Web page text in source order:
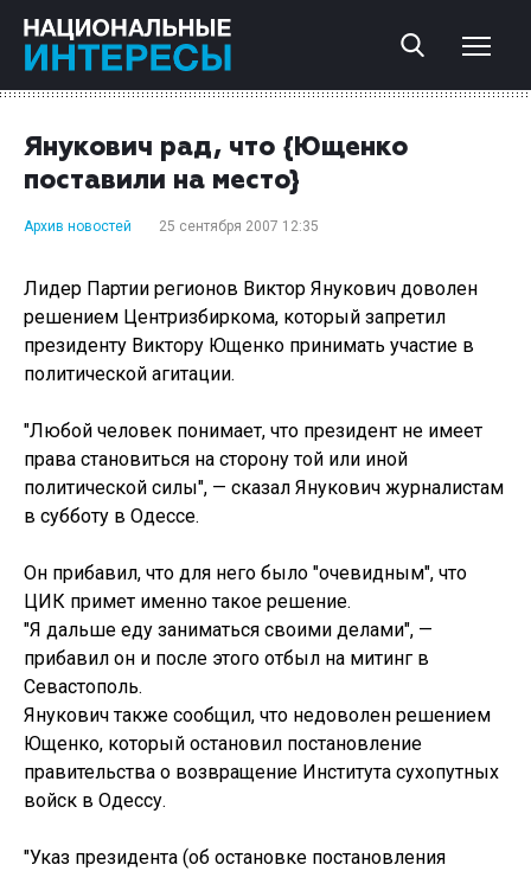
Янукович рад, что {Ющенко
поставили на место}
Архив новостей 25 сентября 2007 12:35
Лидер Партии регионов Виктор Янукович доволен
решением Центризбиркома, который запретил
президенту Виктору Ющенко принимать участие в
политической агитации.
"Любой человек понимает, что президент не имеет
права становиться на сторону той или иной
политической силы", — сказал Янукович журналистам
в субботу в Одессе.
Он прибавил, что для него было "очевидным", что
ЦИК примет именно такое решение.
"Я дальше еду заниматься своими делами", —
прибавил он и после этого отбыл на митинг в
Севастополь.
Янукович также сообщил, что недоволен решением
Ющенко, который остановил постановление
правительства о возвращение Института сухопутных
войск в Одессу.
"Указ президента (об остановке постановления